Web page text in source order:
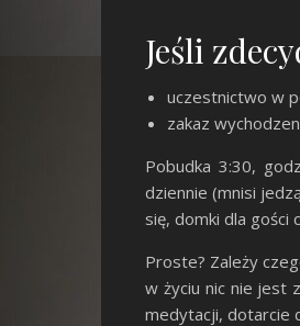
Jeśli
uczestnictwo w
zakaz
Pobudka 3:30,
dziennie (mnisi
się, domki dla gości
Proste? Zależy
w życiu nic nie jest
medytacji, dotarcie